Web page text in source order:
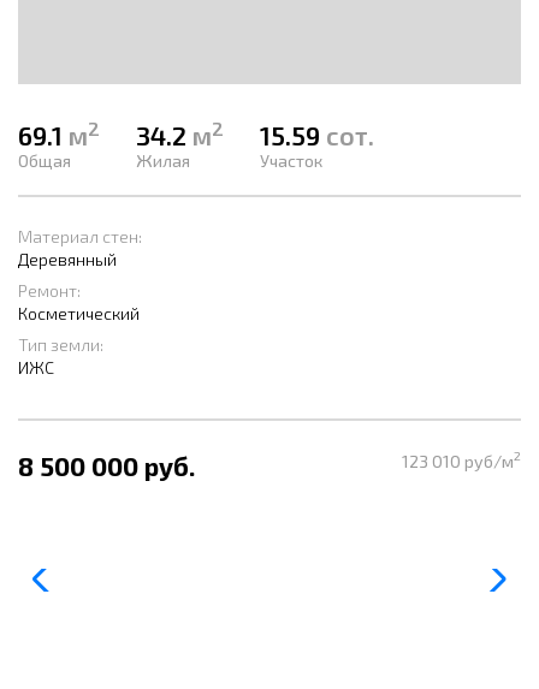
69.1 м2
Общая
34.2 м2
Жилая
15.59 сот.
Участок
Материал стен:
Деревянный
Ремонт:
Косметический
Тип земли:
ИЖС
8 500 000 руб. 123 010 руб/м2